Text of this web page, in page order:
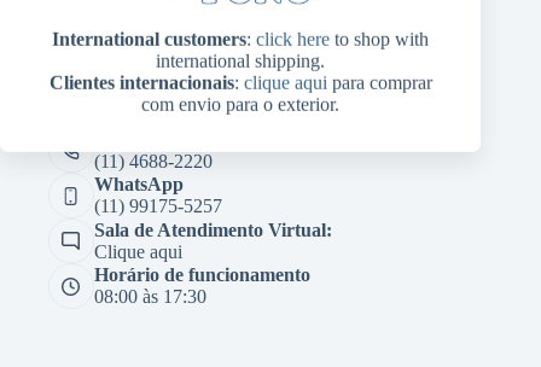
International customers: click here to shop with
international shipping.
Clientes internacionais: clique aqui para comprar
com envio para o exterior.
Endereço
Av. Antônio Roberto, 160
(11) 4688-2220
WhatsApp
(11) 99175-5257
Sala de Atendimento Virtual:
Clique aqui
Horário de funcionamento
08:00 às 17:30